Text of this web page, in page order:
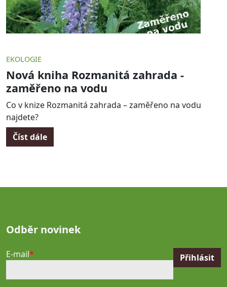
EKOLOGIE
Nová kniha Rozmanitá zahrada -
zaměřeno na vodu
Co v knize Rozmanitá zahrada – zaměřeno na vodu
najdete?
Číst dále
Odběr novinek
E-mail